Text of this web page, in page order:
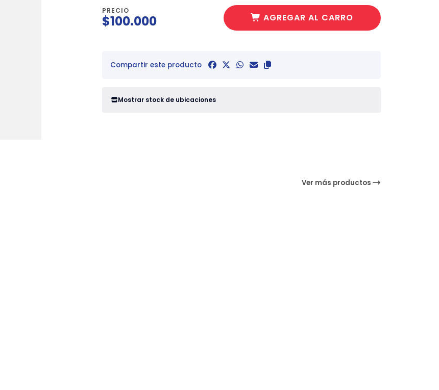
PRECIO
$100.000 AGREGAR AL CARRO
Compartir este producto
Mostrar stock de ubicaciones
Ver más productos